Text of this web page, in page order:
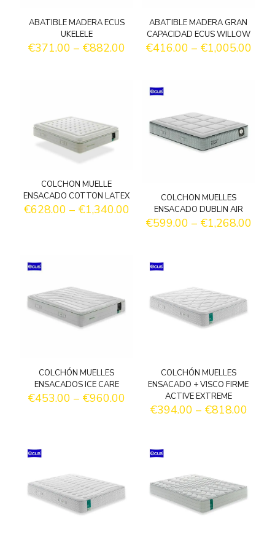
ABATIBLE MADERA ECUS
UKELELE
€371.00 – €882.00
ABATIBLE MADERA GRAN
CAPACIDAD ECUS WILLOW
€416.00 – €1,005.00
COLCHON MUELLE
ENSACADO COTTON LATEX
€628.00 – €1,340.00
COLCHON MUELLES
ENSACADO DUBLIN AIR
€599.00 – €1,268.00
COLCHÓN MUELLES
ENSACADOS ICE CARE
€453.00 – €960.00
COLCHÓN MUELLES
ENSACADO + VISCO FIRME
ACTIVE EXTREME
€394.00 – €818.00